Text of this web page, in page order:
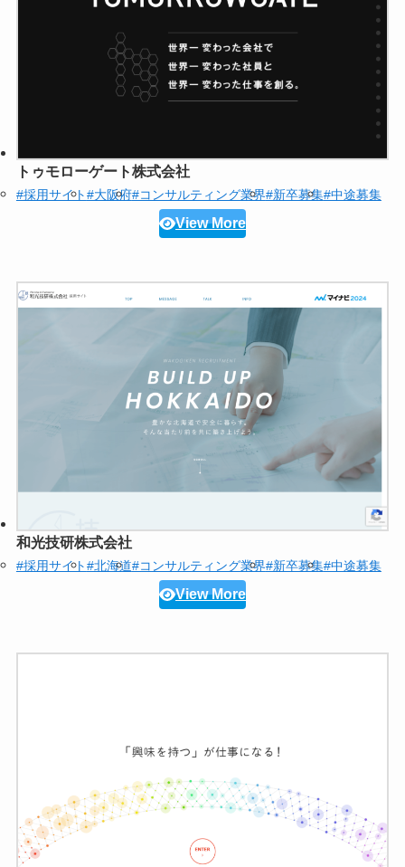
トゥモローゲート株式会社
#採用サイト#大阪府#コンサルティング業界#新卒募集#中途募集
View More
和光技研株式会社
#採用サイト#北海道#コンサルティング業界#新卒募集#中途募集
View More